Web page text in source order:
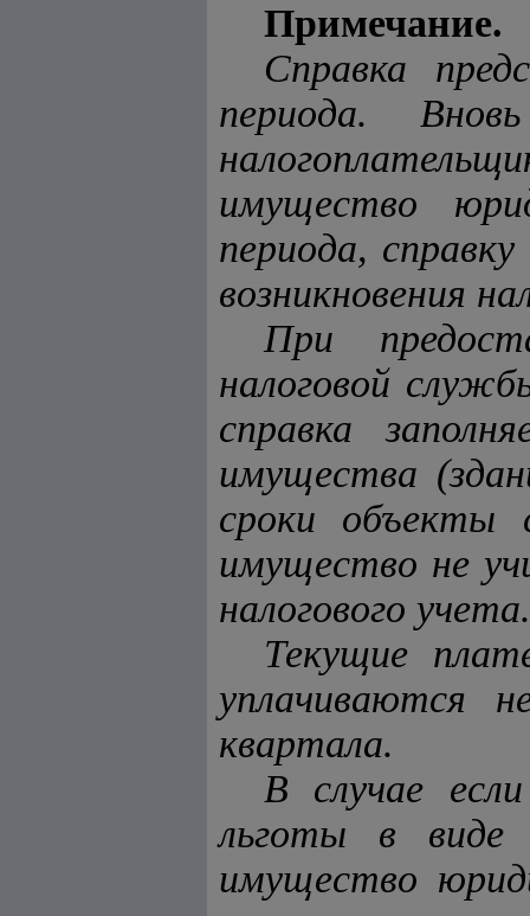
Примечание.
Справка
периода.
имущество
периода,
возникновения
При
налоговой
справка
имущества
сроки объекты
имущество не
налогового учета.
Текущие
уплачиваются
квартала.
В случае
льготы в виде
имущество